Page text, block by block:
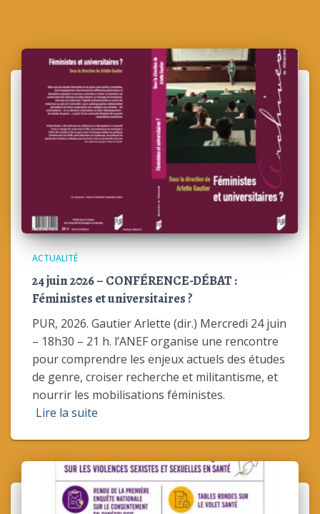
ACTUALITÉ
24 juin 2026 – CONFÉRENCE-DÉBAT :
Féministes et universitaires ?
PUR, 2026. Gautier Arlette (dir.) Mercredi 24 juin
– 18h30 – 21 h. l’ANEF organise une rencontre
pour comprendre les enjeux actuels des études
de genre, croiser recherche et militantisme, et
nourrir les mobilisations féministes.
Lire la suite